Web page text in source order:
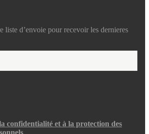
liste d’envoie pour recevoir les dernieres
confidentialité et à la protection des